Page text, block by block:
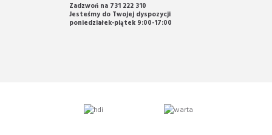
Zadzwoń na 731 222 310
Jesteśmy do Twojej dyspozycji
poniedziałek-piątek 9:00-17:00